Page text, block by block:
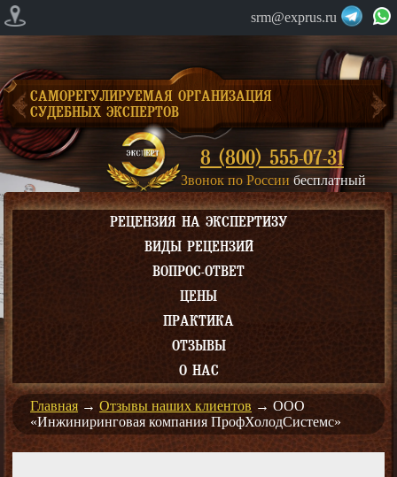
srm@exprus.ru
САМОРЕГУЛИРУЕМАЯ ОРГАНИЗАЦИЯ
СУДЕБНЫХ ЭКСПЕРТОВ
8 (800) 555-07-31
Звонок по России бесплатный
РЕЦЕНЗИЯ НА ЭКСПЕРТИЗУ
ВИДЫ РЕЦЕНЗИЙ
ВОПРОС-ОТВЕТ
ЦЕНЫ
ПРАКТИКА
ОТЗЫВЫ
О НАС
Главная → Отзывы наших клиентов → ООО
«Инжиниринговая компания ПрофХолодСистемс»